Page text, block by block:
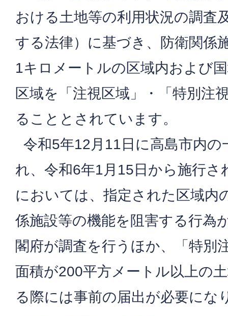
おける土地等の利用状況の調査
する法律）に基づき、防衛関係
1キロメートルの区域内および
区域を「注視区域」・「特別注
ることとされています。
令和5年12月11日に高島市内の
れ、令和6年1月15日から施行さ
においては、指定された区域内
係施設等の機能を阻害する行為
閣府が調査を行うほか、「特別
面積が200平方メートル以上の
る際には事前の届出が必要にな